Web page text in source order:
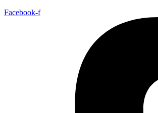
Facebook-f